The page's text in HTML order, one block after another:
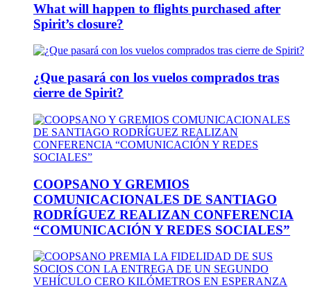
What will happen to flights purchased after
Spirit’s closure?
¿Que pasará con los vuelos comprados tras
cierre de Spirit?
COOPSANO Y GREMIOS
COMUNICACIONALES DE SANTIAGO
RODRÍGUEZ REALIZAN CONFERENCIA
“COMUNICACIÓN Y REDES SOCIALES”